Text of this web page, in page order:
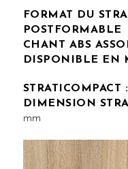
FORMAT DU
POSTFORMABLE
CHANT ABS
DISPONIBLE EN
STRATICOMPACT :
DIMENSION
mm